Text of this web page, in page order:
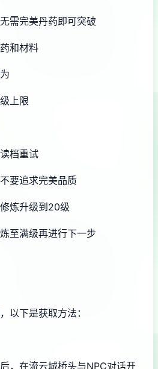
需完美丹药即可突破
和材料
上限
档重试
要追求完美品质
炼升级到20级
至满级再进行下一步
以下是获取方法：
，在流云城桥头与NPC对话开